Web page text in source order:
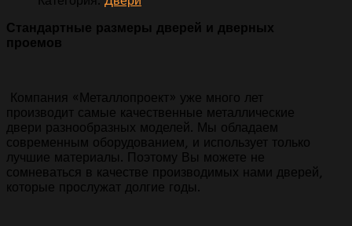
Стандартные размеры дверей и дверных
проемов
Компания «Металлопроект» уже много лет
производит самые качественные металлические
двери разнообразных моделей. Мы обладаем
современным оборудованием, и использует только
лучшие материалы. Поэтому Вы можете не
сомневаться в качестве производимых нами дверей,
которые прослужат долгие годы.